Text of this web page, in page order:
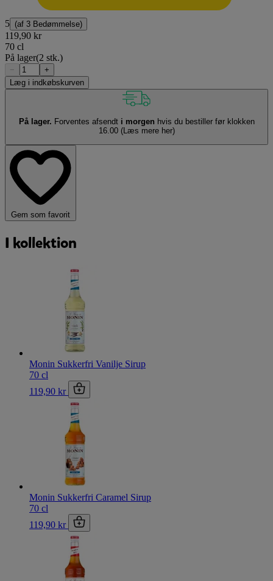
5 (af 3 Bedømmelse)
119,90 kr
70 cl
På lager(2 stk.)
−
+
Læg i indkøbskurven
På lager. Forventes afsendt i morgen hvis du bestiller før klokken
16.00 (Læs mere her)
Gem som favorit
I kollektion
Monin Sukkerfri Vanilje Sirup
70 cl
119,90 kr
Monin Sukkerfri Caramel Sirup
70 cl
119,90 kr